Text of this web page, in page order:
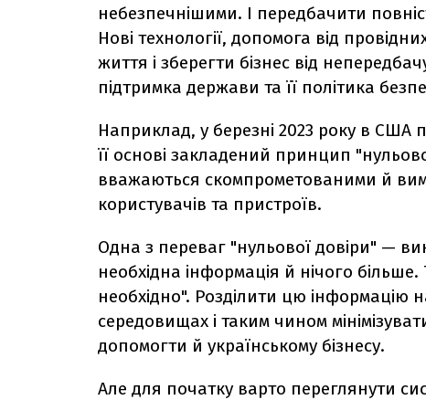
небезпечнішими. І передбачити
Нові технології, допомога від
життя і зберегти бізнес від
підтримка держави та її політика
Наприклад, у березні 2023 року в США
її основі закладений принцип
вважаються скомпрометованими й
користувачів та пристроїв.
Одна з переваг "нульової довіри" —
необхідна інформація й нічого
необхідно". Розділити цю
середовищах і таким чином
допомогти й українському бізнесу.
Але для початку варто переглянути